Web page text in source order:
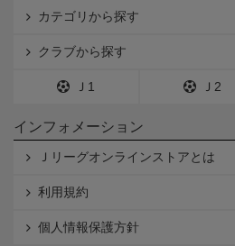
カテゴリから探す
クラブから探す
Ｊ1 Ｊ2
インフォメーション
Ｊリーグオンラインストアとは
利用規約
個人情報保護方針